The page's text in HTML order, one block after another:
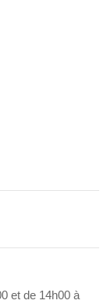
et de 14h00 à